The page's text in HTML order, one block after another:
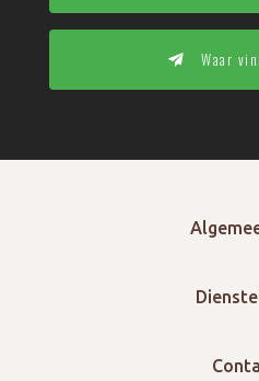
Waar